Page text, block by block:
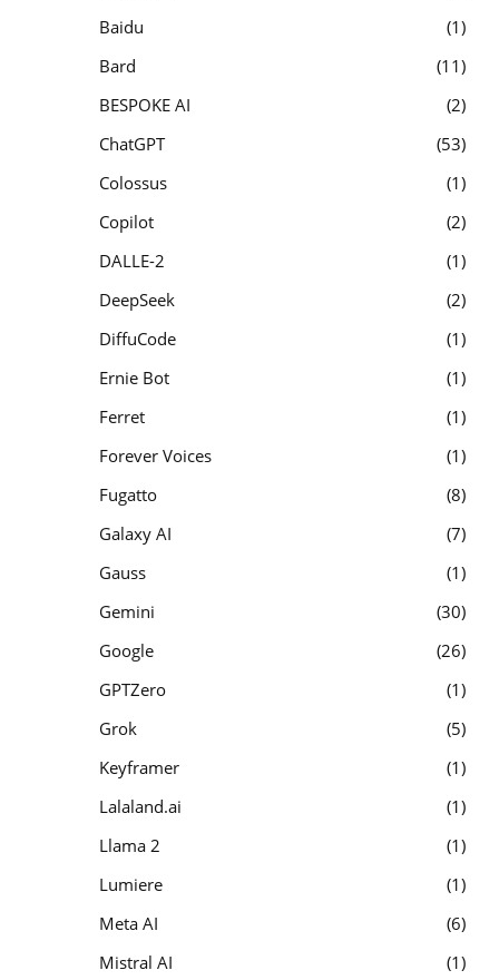
Baidu
1
Bard
11
BESPOKE AI
2
ChatGPT
53
Colossus
1
Copilot
2
DALLE-2
1
DeepSeek
2
DiffuCode
1
Ernie Bot
1
Ferret
1
Forever Voices
1
Fugatto
8
Galaxy AI
7
Gauss
1
Gemini
30
Google
26
GPTZero
1
Grok
5
Keyframer
1
Lalaland.ai
1
Llama 2
1
Lumiere
1
Meta AI
6
Mistral AI
1